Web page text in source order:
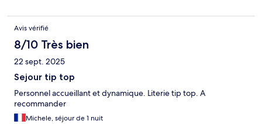
Avis vérifié
8/10 Très bien
22 sept. 2025
Sejour tip top
Personnel accueillant et dynamique. Literie tip top. A
recommander
Michele, séjour de 1 nuit